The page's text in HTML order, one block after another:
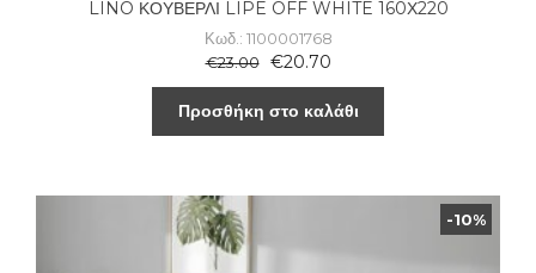
LINO ΚΟΥΒΕΡΛΙ LIPE OFF WHITE 160Χ220
Κωδ.: 1100001768
€23.00 €20.70
Προσθήκη στο καλάθι
-10%